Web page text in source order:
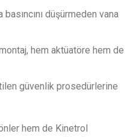
düşürmeden vana
hem aktüatöre hem de
güvenlik prosedürlerine
hem de Kinetrol